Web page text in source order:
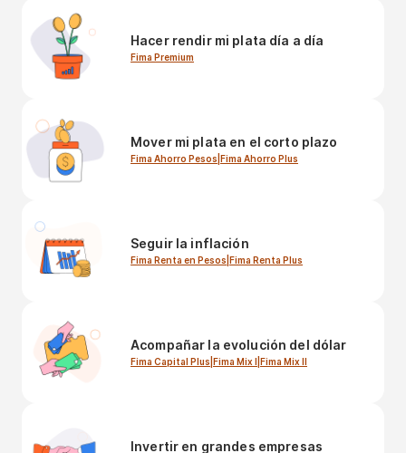
Hacer rendir mi plata día a día
Fima Premium
Mover mi plata en el corto plazo
Fima Ahorro Pesos Fima Ahorro Plus
Seguir la inflación
Fima Renta en Pesos Fima Renta Plus
Acompañar la evolución del dólar
Fima Capital Plus Fima Mix I Fima Mix II
Invertir en grandes empresas